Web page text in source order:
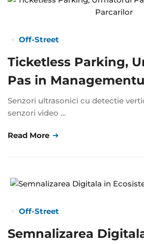
Off-Street
Ticketless Parking,
Pas in
Senzori ultrasonici cu detectie
senzori video …
Read More
Off-Street
Semnalizarea